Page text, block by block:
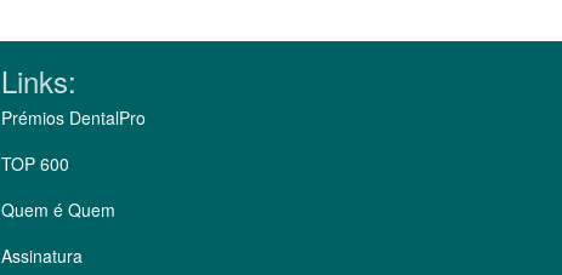
Links:
Prémios DentalPro
TOP 600
Quem é Quem
Assinatura